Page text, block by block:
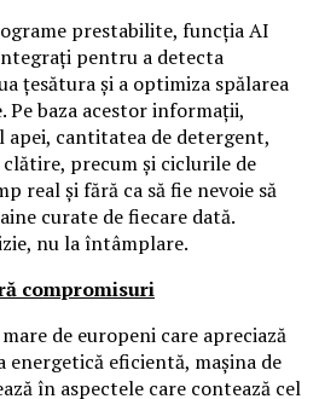
prestabilite, funcția AI
pentru a detecta
țesătura și a optimiza spălarea
Pe baza acestor informații,
apei, cantitatea de detergent,
precum și ciclurile de
real și fără ca să fie nevoie să
curate de fiecare dată.
nu la întâmplare.
compromisuri
de europeni care apreciază
eficientă, mașina de
în aspectele care contează cel